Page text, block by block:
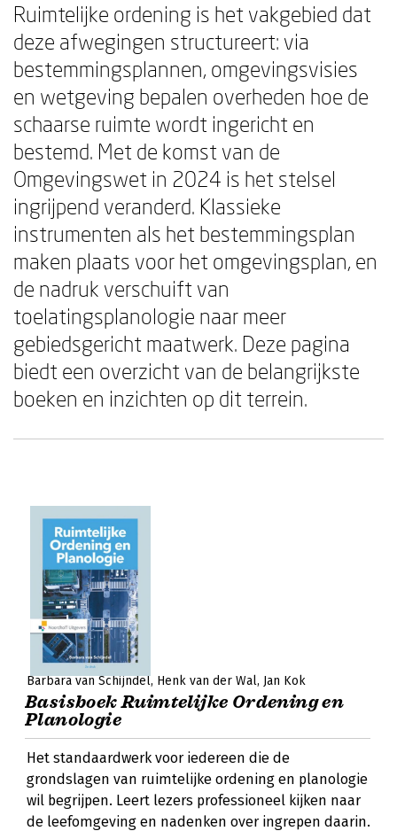
Ruimtelijke ordening is het vakgebied dat
deze afwegingen structureert: via
bestemmingsplannen, omgevingsvisies
en wetgeving bepalen overheden hoe de
schaarse ruimte wordt ingericht en
bestemd. Met de komst van de
Omgevingswet in 2024 is het stelsel
ingrijpend veranderd. Klassieke
instrumenten als het bestemmingsplan
maken plaats voor het omgevingsplan, en
de nadruk verschuift van
toelatingsplanologie naar meer
gebiedsgericht maatwerk. Deze pagina
biedt een overzicht van de belangrijkste
boeken en inzichten op dit terrein.
Barbara van Schijndel Henk van der Wal Jan Kok
Basisboek Ruimtelijke Ordening en
Planologie
Het standaardwerk voor iedereen die de
grondslagen van ruimtelijke ordening en planologie
wil begrijpen. Leert lezers professioneel kijken naar
de leefomgeving en nadenken over ingrepen daarin.